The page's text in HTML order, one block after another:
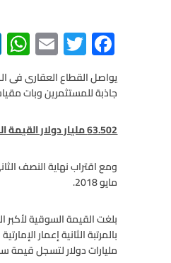
F
ac
e
o
o
k
T
wi
tt
er
E
m
ail
s
يواصل القطاع العقارى فى
جاذبة للمستثمرين وبات
63.502 مليار دولار القيمة السوقية لأكبر الشركات العقارية
مايو 2018.
مليارات دولار لتسجل قيمة سوقية تصل